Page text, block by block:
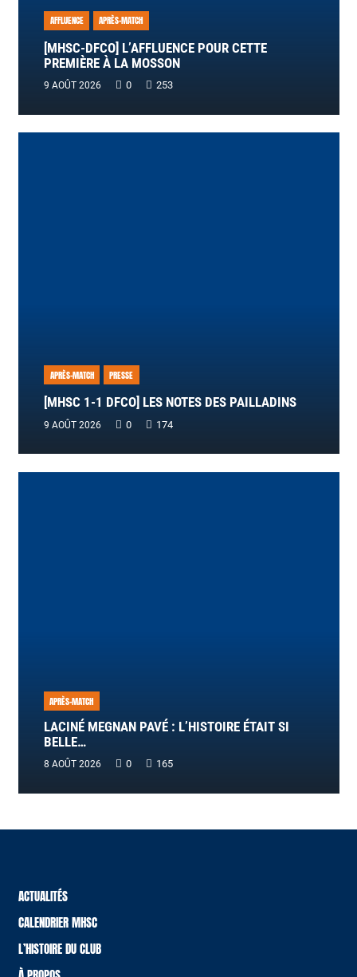
AFFLUENCE APRÈS-MATCH
[MHSC-DFCO] L’AFFLUENCE POUR CETTE
PREMIÈRE À LA MOSSON
9 AOÛT 2026 0 253
APRÈS-MATCH PRESSE
[MHSC 1-1 DFCO] LES NOTES DES PAILLADINS
9 AOÛT 2026 0 174
APRÈS-MATCH
LACINÉ MEGNAN PAVÉ : L’HISTOIRE ÉTAIT SI
BELLE…
8 AOÛT 2026 0 165
ACTUALITÉS
CALENDRIER MHSC
L’HISTOIRE DU CLUB